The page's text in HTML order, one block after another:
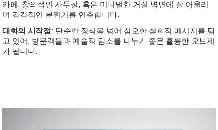
카페, 창의적인 사무실, 혹은 미니멀한 거실 벽면에 잘 어울리
며 감각적인 분위기를 연출합니다.
대화의 시작점: 단순한 장식을 넘어 심오한 철학적 메시지를 담
고 있어, 방문객들과 예술적 담소를 나누기 좋은 훌륭한 오브제
가 됩니다.